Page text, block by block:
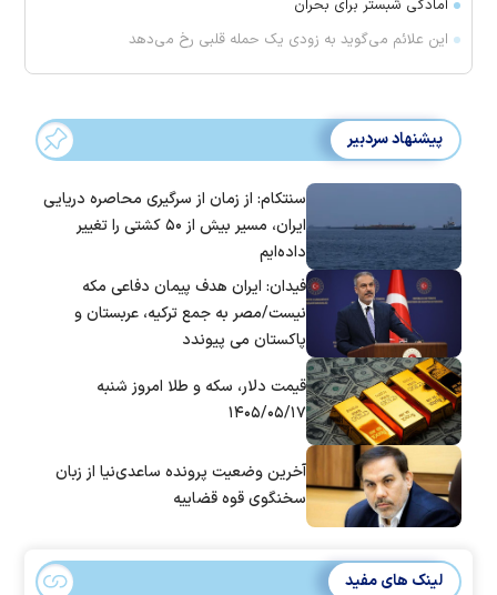
آمادگی شبستر برای بحران
این علائم می‌گوید به زودی یک حمله قلبی رخ می‌دهد
پیشنهاد سردبیر
سنتکام: از زمان از سرگیری محاصره دریایی
ایران، مسیر بیش از ۵۰ کشتی را تغییر
داده‌ایم
فیدان: ایران هدف پیمان دفاعی مکه
نیست/مصر به جمع ترکیه، عربستان و
پاکستان می پیوندد
قیمت دلار، سکه و طلا امروز شنبه
۱۴۰۵/۰۵/۱۷
آخرین وضعیت پرونده ساعدی‌نیا از زبان
سخنگوی قوه قضاییه
لینک های مفید